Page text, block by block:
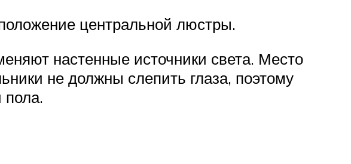
центральной люстры.
настенные источники света. Место
не должны слепить глаза, поэтому
пола.